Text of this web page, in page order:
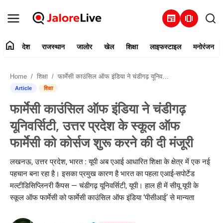
newspaper amp_stories
संपर्क करें
देश
राजस्थान
जालोर
खेल
home देश राजस्थान जालोर खेल शिक्षा लाइफस्टाइल मनोरंजन
Home शिक्षा फार्मेसी काउंसिल ऑफ इंडिया ने चंडीगढ़ यूनिवर्सिटी, उत्तर प्रदेश के स्कूल ऑफ फार्मेसी को कोर्सज शुरू करने की दी मंजूरी
Article शिक्षा
फार्मेसी काउंसिल ऑफ इंडिया ने चंडीगढ़
यूनिवर्सिटी, उत्तर प्रदेश के स्कूल ऑफ
फार्मेसी को कोर्सज शुरू करने की दी मंजूरी
लखनऊ, उत्तर प्रदेश, भारत : यूपी अब एआई आधारित शिक्षा के क्षेत्र में एक नई
पहचान बना रहा है। इसका प्रमुख कारण है भारत का पहला एआई-सपोर्टेड
मल्टीडिसिप्लिनरी कैंपस — चंडीगढ़ यूनिवर्सिटी, यूपी। हाल ही में सीयू यूपी के
स्कूल ऑफ फार्मेसी को फार्मेसी काउंसिल ऑफ इंडिया ‘पीसीआई’ से मान्यता